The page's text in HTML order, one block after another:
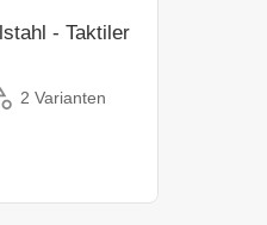
- Taktiler
2 Varianten